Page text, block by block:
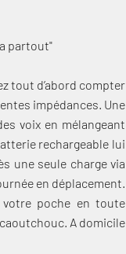
partout"
tout d’abord compter
impédances. Une
voix en mélangeant
rechargeable lui
une seule charge via
en déplacement.
votre poche en toute
A domicile